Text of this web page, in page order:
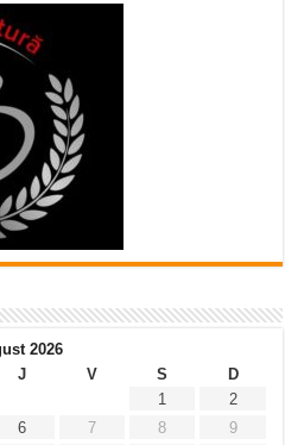
2026
J V S
D
1
2
6 7 8
9